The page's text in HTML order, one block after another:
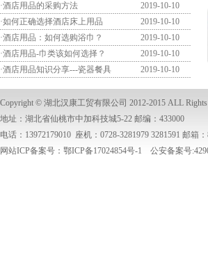
·酒店用品的采购方法
2019-10-10
·如何正确选择酒店床上用品
2019-10-10
·酒店用品：如何选购浴巾？
2019-10-10
·酒店用品-巾类该如何选择？
2019-10-10
·酒店用品知识分享---瓷器餐具 2019-10-10
Copyright © 湖北汉康工贸有限公司 2012-2015 ALL
地址：湖北省仙桃市中加科技城5-22 邮编：433000
电话：13972179010 座机：0728-3281979 3281591 邮箱：
网站ICP备案号：鄂ICP备17024854号-1 公安备案号